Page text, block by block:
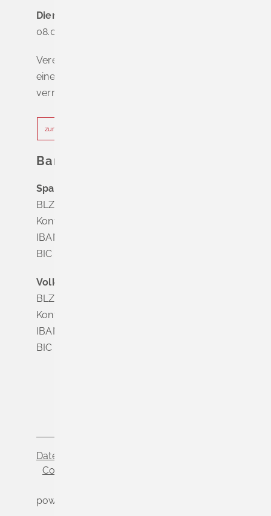
Dienstag - Freitag
08.00 - 12.00 Uhr
Vereinbaren Sie online oder telefonisch
einen Termin, um Wartezeiten zu
vermeiden.
zur Terminvereinbarung
Bankverbindung
Sparkasse Markgräflerland Müllheim
BLZ 683 518 65
Konto Nr. 8 028 524
IBAN DE63 6835 1865 0008 0285 24
BIC SOLADES1MGL
Volksbank Dreiländereck
BLZ 683 900 00
Konto Nr. 3 500 004
IBAN DE56 6839 0000 0003 5000 04
BIC VOLODE66
Datenschutz
Cookie-Einstellungen
powered by